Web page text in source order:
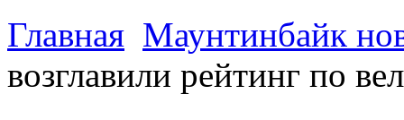
Главная Маунтинбайк
возглавили рейтинг по